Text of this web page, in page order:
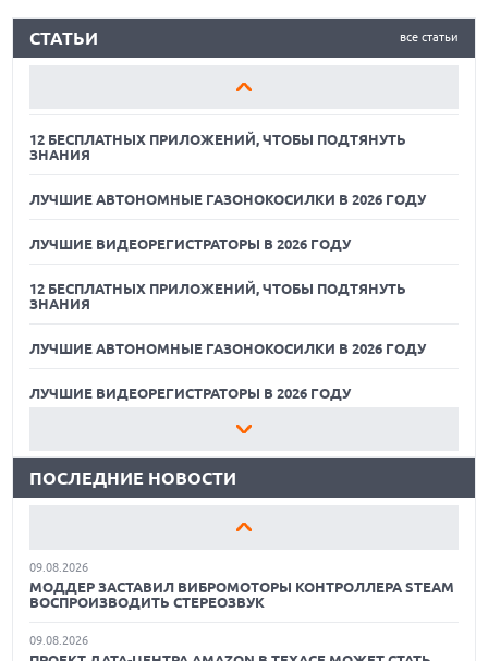
все статьи
СТАТЬИ
ЛУЧШИЕ ВИДЕОРЕГИСТРАТОРЫ В 2026 ГОДУ
12 БЕСПЛАТНЫХ ПРИЛОЖЕНИЙ, ЧТОБЫ ПОДТЯНУТЬ
ЗНАНИЯ
ЛУЧШИЕ АВТОНОМНЫЕ ГАЗОНОКОСИЛКИ В 2026 ГОДУ
ЛУЧШИЕ ВИДЕОРЕГИСТРАТОРЫ В 2026 ГОДУ
12 БЕСПЛАТНЫХ ПРИЛОЖЕНИЙ, ЧТОБЫ ПОДТЯНУТЬ
ЗНАНИЯ
ЛУЧШИЕ АВТОНОМНЫЕ ГАЗОНОКОСИЛКИ В 2026 ГОДУ
ЛУЧШИЕ ВИДЕОРЕГИСТРАТОРЫ В 2026 ГОДУ
12 БЕСПЛАТНЫХ ПРИЛОЖЕНИЙ, ЧТОБЫ ПОДТЯНУТЬ
ЛУЧШИЕ АВТОНОМНЫЕ ГАЗОНОКОСИЛКИ В 2026 ГОДУ
12 БЕСПЛАТНЫХ ПРИЛОЖЕНИЙ, ЧТОБЫ ПОДТЯНУТЬ
ЗНАНИЯ
ЛУЧШИЕ АВТОНОМНЫЕ ГАЗОНОКОСИЛКИ В 2026 ГОДУ
ПОСЛЕДНИЕ НОВОСТИ
09.08.2026
БАЗЕ IMEI
09.08.2026
МОДДЕР ЗАСТАВИЛ ВИБРОМОТОРЫ КОНТРОЛЛЕРА STEAM
ВОСПРОИЗВОДИТЬ СТЕРЕОЗВУК
09.08.2026